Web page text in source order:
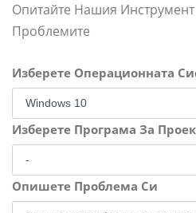
Опитайте Нашия
Проблемите
Изберете Операционната
Изберете Програма За
Опишете Проблема Си